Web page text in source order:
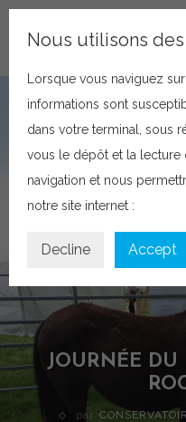
JOURNÉE
par
Nous utilisons
Lorsque vous naviguez
informations sont
dans votre terminal, sous
vous le dépôt et la lecture
navigation et nous
notre site internet :
Decline Accept